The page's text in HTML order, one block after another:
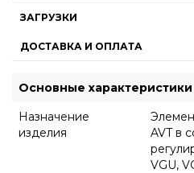
ЗАГРУЗКИ
ДОСТАВКА И ОПЛАТА
Основные характеристики
Назначение
изделия
AVT в
VGU,